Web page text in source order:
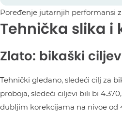
Poređenje jutarnjih performansi
Tehnička slika i
Zlato: bikaški
Tehnički gledano, sledeći cilj za
proboja, sledeći ciljevi bili bi
dubljim korekcijama na nivoe od